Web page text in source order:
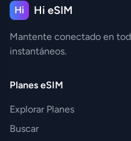
Hi Hi eSIM
Mantente conectado en
instantáneos.
Planes eSIM
Explorar Planes
Buscar